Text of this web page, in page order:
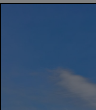
Stranieri
Tenis